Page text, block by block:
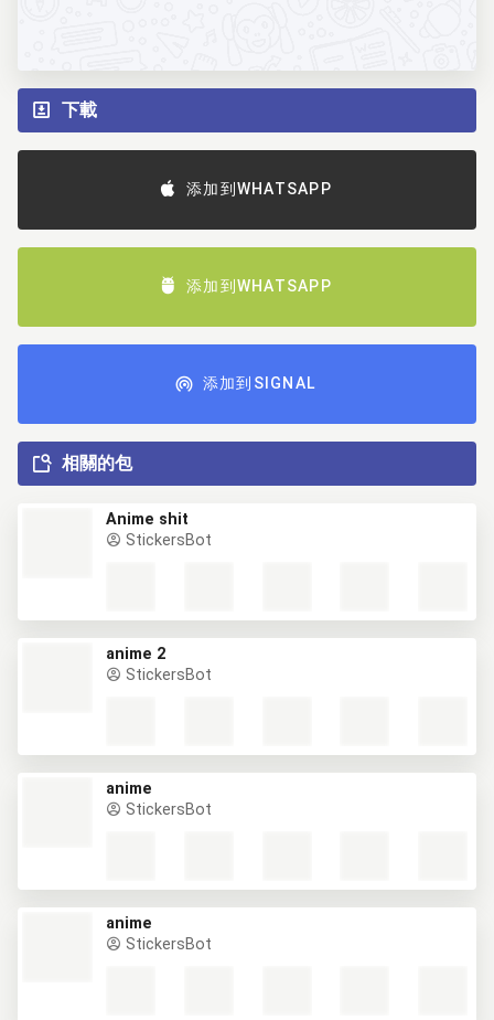
下載
添加到WHATSAPP
添加到WHATSAPP
添加到SIGNAL
相關的包
Anime shit
StickersBot
anime 2
StickersBot
anime
StickersBot
anime
StickersBot